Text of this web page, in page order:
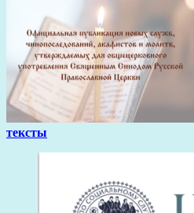
тексты